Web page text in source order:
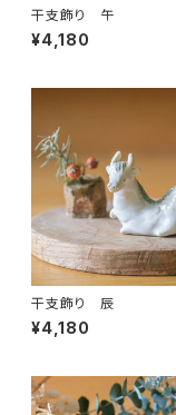
干支飾り 午
¥4,180
干支飾り 辰
¥4,180